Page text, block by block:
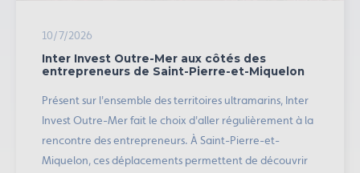
10/7/2026
Inter Invest Outre-Mer aux côtés des
entrepreneurs de Saint-Pierre-et-Miquelon
Présent sur l'ensemble des territoires ultramarins, Inter
Invest Outre-Mer fait le choix d'aller régulièrement à la
rencontre des entrepreneurs. À Saint-Pierre-et-
Miquelon, ces déplacements permettent de découvrir